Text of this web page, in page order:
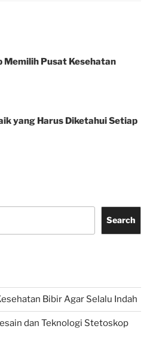
Memilih Pusat Kesehatan
yang Harus Diketahui Setiap
Search
Bibir Agar Selalu Indah
dan Teknologi Stetoskop